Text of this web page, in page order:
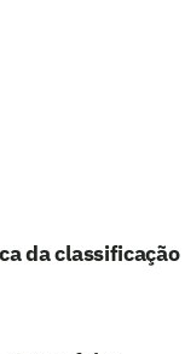
da classificação